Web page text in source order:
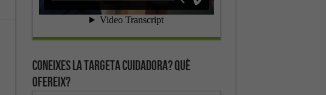
Coneixes la targeta cuidadora? Què
ofereix?